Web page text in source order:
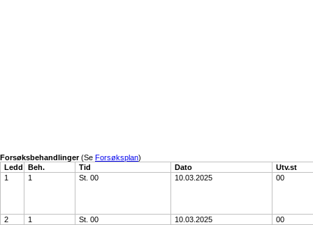
Forsøksbehandlinger(Se Forsøksplan)
Ledd
Beh. Tid Dato
Utv.st
1
1 St. 00 10.03.2025 00
2 1 St. 00 10.03.2025
00